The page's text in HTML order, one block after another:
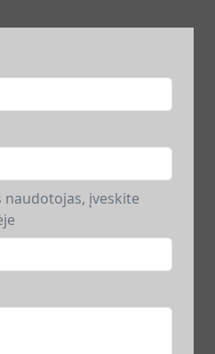
naudotojas, įveskite